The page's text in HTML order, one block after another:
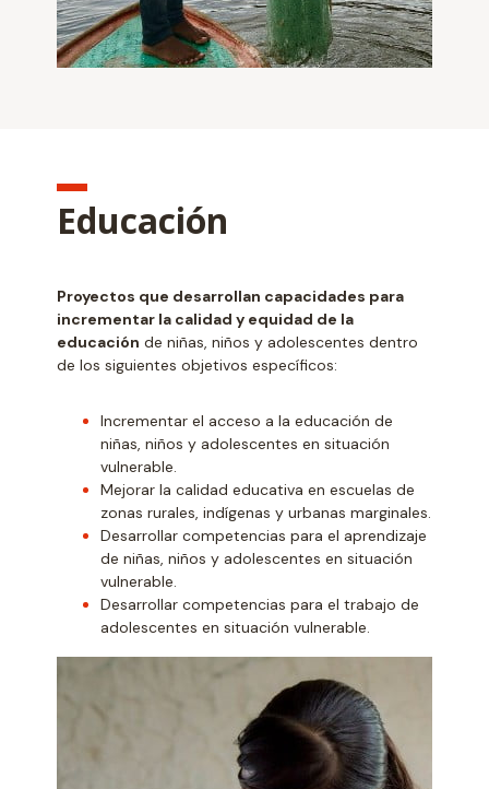
Educación
Proyectos que desarrollan capacidades para
incrementar la calidad y equidad de la
educación de niñas, niños y adolescentes dentro
de los siguientes objetivos específicos:
Incrementar el acceso a la educación de
niñas, niños y adolescentes en situación
vulnerable.
Mejorar la calidad educativa en escuelas de
zonas rurales, indígenas y urbanas marginales.
Desarrollar competencias para el aprendizaje
de niñas, niños y adolescentes en situación
vulnerable.
Desarrollar competencias para el trabajo de
adolescentes en situación vulnerable.